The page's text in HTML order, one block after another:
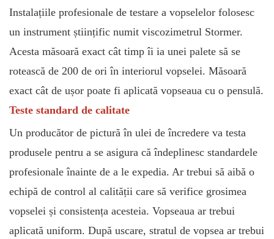
Instalațiile profesionale de testare a vopselelor folosesc
un instrument științific numit viscozimetrul Stormer.
Acesta măsoară exact cât timp îi ia unei palete să se
rotească de 200 de ori în interiorul vopselei. Măsoară
exact cât de ușor poate fi aplicată vopseaua cu o pensulă.
Teste standard de calitate
Un producător de pictură în ulei de încredere va testa
produsele pentru a se asigura că îndeplinesc standardele
profesionale înainte de a le expedia. Ar trebui să aibă o
echipă de control al calității care să verifice grosimea
vopselei și consistența acesteia. Vopseaua ar trebui
aplicată uniform. După uscare, stratul de vopsea ar trebui